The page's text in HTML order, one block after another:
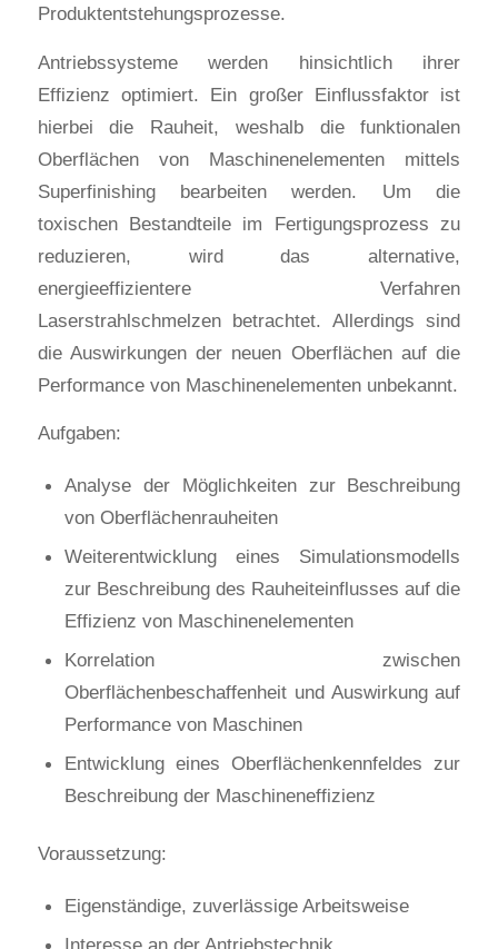
Produktentstehungsprozesse.
Antriebssysteme werden hinsichtlich ihrer
Effizienz optimiert. Ein großer Einflussfaktor ist
hierbei die Rauheit, weshalb die funktionalen
Oberflächen von Maschinenelementen mittels
Superfinishing bearbeiten werden. Um die
toxischen Bestandteile im Fertigungsprozess zu
reduzieren, wird das alternative,
energieeffizientere Verfahren
Laserstrahlschmelzen betrachtet. Allerdings sind
die Auswirkungen der neuen Oberflächen auf die
Performance von Maschinenelementen unbekannt.
Aufgaben:
Analyse der Möglichkeiten zur Beschreibung
von Oberflächenrauheiten
Weiterentwicklung eines Simulationsmodells
zur Beschreibung des Rauheiteinflusses auf die
Effizienz von Maschinenelementen
Korrelation zwischen
Oberflächenbeschaffenheit und Auswirkung auf
Performance von Maschinen
Entwicklung eines Oberflächenkennfeldes zur
Beschreibung der Maschineneffizienz
Voraussetzung:
Eigenständige, zuverlässige Arbeitsweise
Interesse an der Antriebstechnik